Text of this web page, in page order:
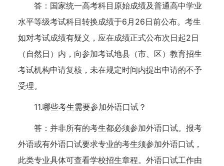
答：国家统一高考科目原始成绩及普通高中学业
水平等级考试科目转换成绩于6月26日前公布。考生
如对考试成绩有疑义，应在成绩正式公布次日起2日
（自然日）内，向参加考试地县（市、区）教育招生
考试机构申请复核，未在规定时间内提出申请的不予
受理。
11.哪些考生需要参加外语口试？
答：并非所有的考生都必须参加外语口试。报考
外语或有外语口试要求专业的考生须参加外语口试，
此类专业具体可查看学校招生章程。外语口试工作由